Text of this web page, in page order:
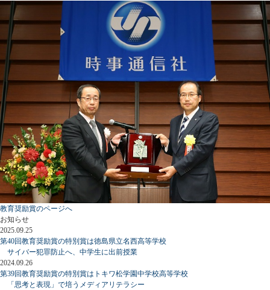
教育奨励賞のページへ
お知らせ
2025.09.25
第40回教育奨励賞の特別賞は徳島県立名西高等学校
サイバー犯罪防止へ、中学生に出前授業
2024.09.26
第39回教育奨励賞の特別賞はトキワ松学園中学校高等学校
「思考と表現」で培うメディアリテラシー